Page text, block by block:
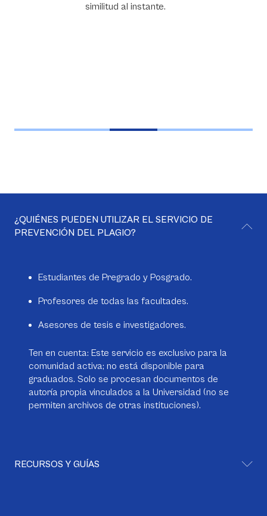
similitud al instante.
¿QUIÉNES PUEDEN UTILIZAR EL SERVICIO DE
PREVENCIÓN DEL PLAGIO?
Estudiantes de Pregrado y Posgrado.
Profesores de todas las facultades.
Asesores de tesis e investigadores.
Ten en cuenta: Este servicio es exclusivo para la
comunidad activa; no está disponible para
graduados. Solo se procesan documentos de
autoría propia vinculados a la Universidad (no se
permiten archivos de otras instituciones).
RECURSOS Y GUÍAS